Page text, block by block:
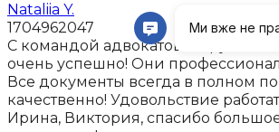
Nataliia Y.
1704962047
С командой адвокатов
очень успешно! Они
Все документы всегда в полном
качественно! Удовольствие
Ирина, Виктория, спасибо большое